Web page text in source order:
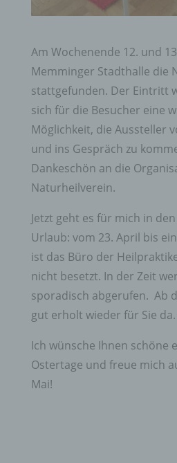
Am Wochenende 12. und
Memminger Stadthalle die
stattgefunden. Der Eintritt
sich für die Besucher eine
Möglichkeit, die Aussteller
und ins Gespräch zu
Dankeschön an die
Naturheilverein.
Jetzt geht es für mich in
Urlaub: vom 23. April bis
ist das Büro der
nicht besetzt. In der Zeit
sporadisch abgerufen. Ab
gut erholt wieder für Sie da.
Ich wünsche Ihnen schöne
Ostertage und freue mich
Mai!